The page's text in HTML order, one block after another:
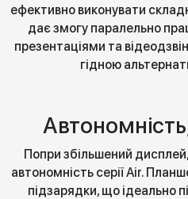
ефективно виконувати
дає змогу паралельно
презентаціями та
гідною
Попри збільшений
автономність серії Air.
підзарядки, що ідеально